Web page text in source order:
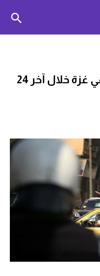
تفاصيل حوادث الطرق في غزة خلال آخر 24